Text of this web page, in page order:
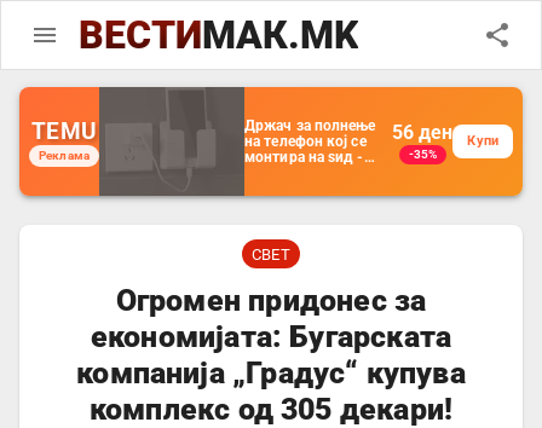
ВЕСТИМАК.MK
TEMU
Реклама
Држач за полнење
на телефон кој се
монтира на ѕид -
организатор за
далечински
управувач
56 ден
-35%
Купи
СВЕТ
Огромен придонес за
економијата: Бугарската
компанија „Градус“ купува
комплекс од 305 декари!